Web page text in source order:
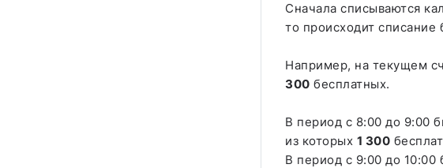
Сначала списываются
то происходит списание
Например, на текущем
300 бесплатных.
В период с 8:00 до 9:00
из которых 1 300
В период с 9:00 до 10:00